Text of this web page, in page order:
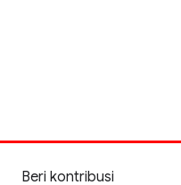
Beri kontribusi